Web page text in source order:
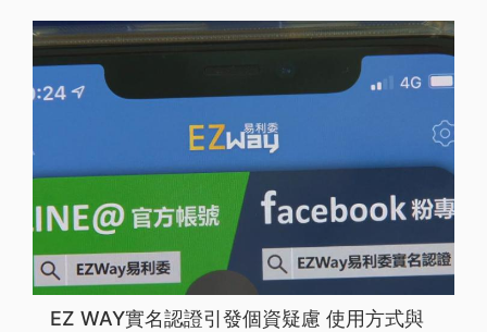
EZ WAY實名認證引發個資疑慮 使用方式與